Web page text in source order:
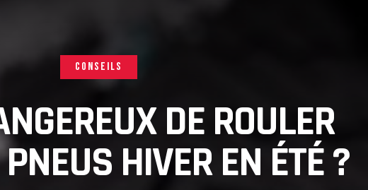
CONSEILS
DE ROULER
HIVER EN ÉTÉ ?